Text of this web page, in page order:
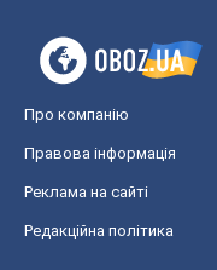
Про компанію
Правова інформація
Реклама на сайті
Редакційна політика